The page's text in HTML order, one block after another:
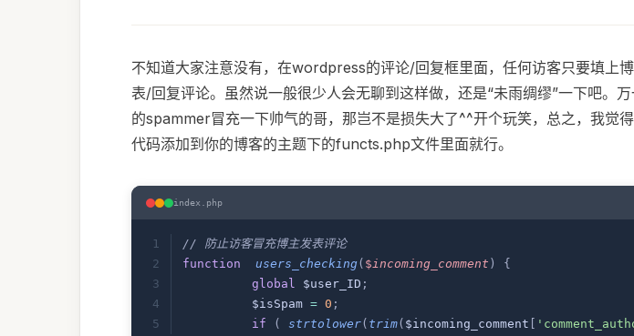
不知道大家注意没有，在wordpress的评论/回复框里面，任何访客只要填上
表/回复评论。虽然说一般很少人会无聊到这样做，还是“未雨绸缪”一下吧。
的spammer冒充一下帅气的哥，那岂不是损失大了^^开个玩笑，总之，我觉
代码添加到你的博客的主题下的functs.php文件里面就行。
index.php
// 防止访客冒充博主发表评论
function
  users_checking
( $incoming_comment )
{
	global
$user_ID ;
	$isSpam
= 0 ;
	if
( strtolower( trim( $incoming_comment